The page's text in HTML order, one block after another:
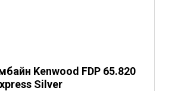
Kenwood FDP 65.820
Silver